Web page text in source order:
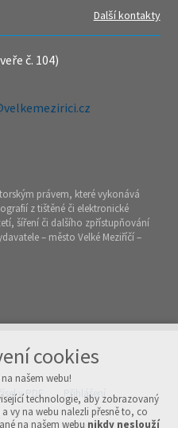
Další kontakty
č. 104)
právem, které vykonává
z tištěné či elektronické
šíření či dalšího zpřístupňování
– město Velké Meziříčí –
v PDF Přihlášení
Vytvořeno v xart.cz
cookies
našem webu!
technologie, aby zobrazovaný
vy na webu nalezli přesně to, co
na našem webu nikdy neslouží